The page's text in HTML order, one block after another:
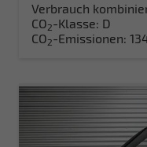
Verbrauch
CO2-Klasse: D
CO2-Emissionen: